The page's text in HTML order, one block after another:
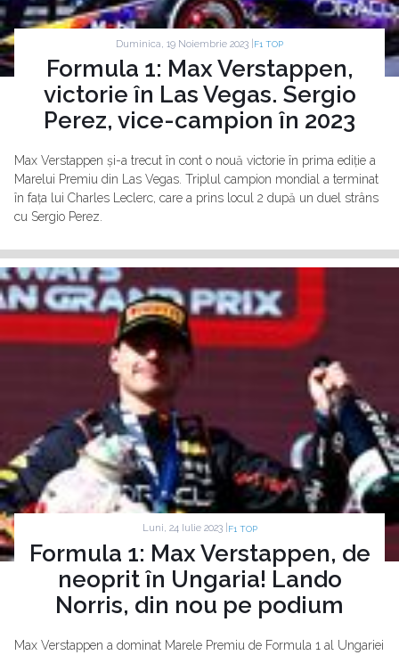
Duminica, 19 Noiembrie 2023 | F1 TOP
Formula 1: Max Verstappen,
victorie în Las Vegas. Sergio
Perez, vice-campion în 2023
Max Verstappen și-a trecut în cont o nouă victorie în prima ediție a
Marelui Premiu din Las Vegas. Triplul campion mondial a terminat
în fața lui Charles Leclerc, care a prins locul 2 după un duel strâns
cu Sergio Perez.
Luni, 24 Iulie 2023 | F1 TOP
Formula 1: Max Verstappen, de
neoprit în Ungaria! Lando
Norris, din nou pe podium
Max Verstappen a dominat Marele Premiu de Formula 1 al Ungariei